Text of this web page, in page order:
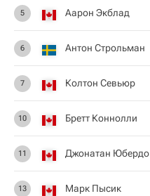
5 Аарон Экблад
6 Антон Строльман
7 Колтон Севьюр
10 Бретт Коннолли
11 Джонатан Юбердо
13 Марк Пысик